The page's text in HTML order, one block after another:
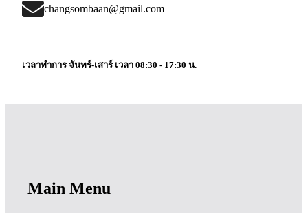
changsombaan@gmail.com
เวลาทำการ จันทร์-เสาร์ เวลา 08:30 - 17:30 น.
Main Menu